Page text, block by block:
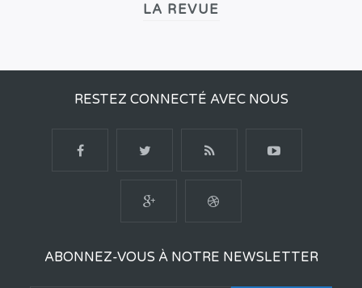
LA REVUE
RESTEZ CONNECTÉ AVEC NOUS
ABONNEZ-VOUS À NOTRE NEWSLETTER